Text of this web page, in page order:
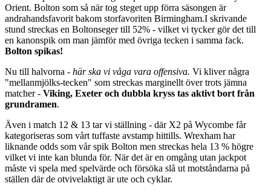
Orient. Bolton som så när tog steget upp förra säsongen är
andrahandsfavorit bakom storfavoriten Birmingham.I skrivande
stund streckas en Boltonseger till 52% - vilket vi tycker gör det till
en kanonspik om man jämför med övriga tecken i samma fack.
Bolton spikas!
Nu till halvorna - här ska vi våga vara offensiva. Vi kliver några
"mellanmjölks-tecken" som streckas marginellt över trots jämna
matcher - Viking, Exeter och dubbla kryss tas aktivt bort från
grundramen.
Även i match 12 & 13 tar vi ställning - där X2 på Wycombe får
kategoriseras som vårt tuffaste avstamp hittills. Wrexham har
liknande odds som vår spik Bolton men streckas hela 13 % högre
vilket vi inte kan blunda för. När det är en omgång utan jackpot
måste vi spela med spelvärde och försöka slå ut motståndarna på
ställen där de otvivelaktigt är ute och cyklar.